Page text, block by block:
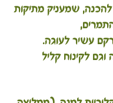
להכנה, שמעניק מתיקות
עשיר לעוגה.
לקינוח קליל